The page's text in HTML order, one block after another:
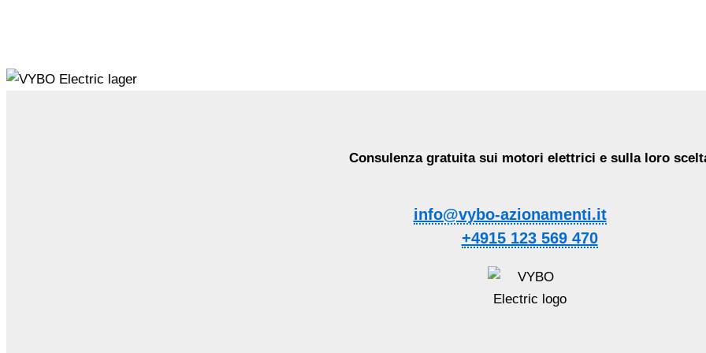
Consulenza gratuita sui motori elettrici e sulla loro
info@vybo-azionamenti.it
+4915 123 569 470